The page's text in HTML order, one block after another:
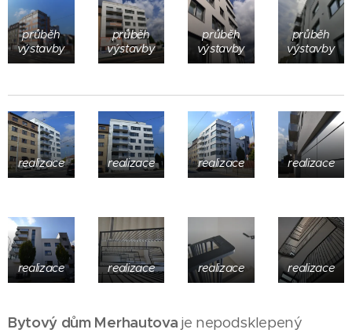
průběh
výstavby
průběh
výstavby
průběh
výstavby
průběh
výstavby
realizace realizace realizace realizace
realizace realizace realizace realizace
Bytový dům Merhautova je nepodsklepený